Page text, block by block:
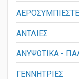
ΑΝΤΛΙΕΣ
ΑΝΥΨΩΤΙΚΑ -
ΓΕΝΝΗΤΡΙΕΣ